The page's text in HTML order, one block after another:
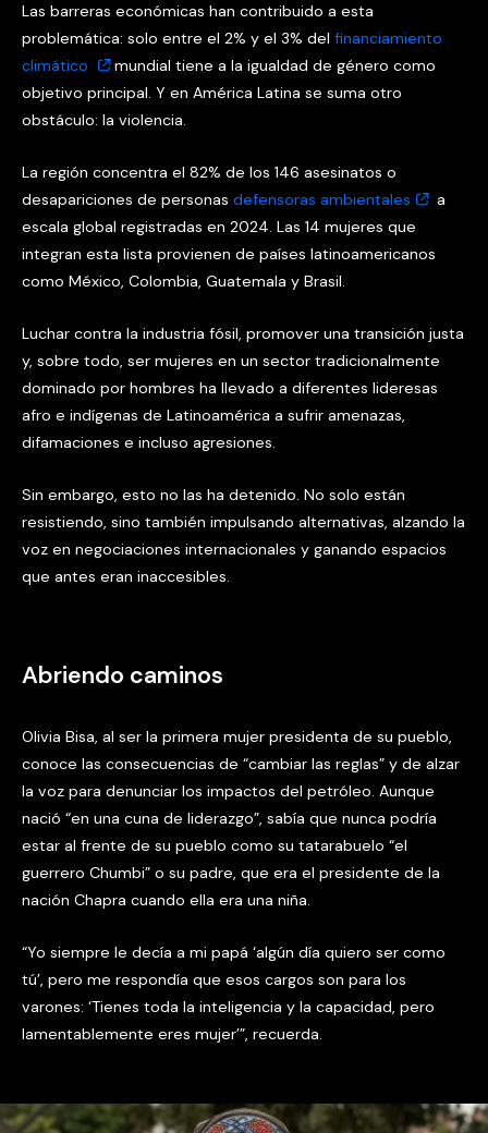
Las barreras económicas han contribuido a esta
problemática: solo entre el 2% y el 3% del financiamiento
climático
mundial tiene a la igualdad de género como
objetivo principal. Y en América Latina se suma otro
obstáculo: la violencia.
La región concentra el 82% de los 146 asesinatos o
desapariciones de personas defensoras ambientales
a
escala global registradas en 2024. Las 14 mujeres que
integran esta lista provienen de países latinoamericanos
como México, Colombia, Guatemala y Brasil.
Luchar contra la industria fósil, promover una transición justa
y, sobre todo, ser mujeres en un sector tradicionalmente
dominado por hombres ha llevado a diferentes lideresas
afro e indígenas de Latinoamérica a sufrir amenazas,
difamaciones e incluso agresiones.
Sin embargo, esto no las ha detenido. No solo están
resistiendo, sino también impulsando alternativas, alzando la
voz en negociaciones internacionales y ganando espacios
que antes eran inaccesibles.
Abriendo caminos
Olivia Bisa, al ser la primera mujer presidenta de su pueblo,
conoce las consecuencias de “cambiar las reglas” y de alzar
la voz para denunciar los impactos del petróleo. Aunque
nació “en una cuna de liderazgo”, sabía que nunca podría
estar al frente de su pueblo como su tatarabuelo “el
guerrero Chumbi” o su padre, que era el presidente de la
nación Chapra cuando ella era una niña.
“Yo siempre le decía a mi papá ‘algún día quiero ser como
tú’, pero me respondía que esos cargos son para los
varones: ‘Tienes toda la inteligencia y la capacidad, pero
lamentablemente eres mujer’”, recuerda.